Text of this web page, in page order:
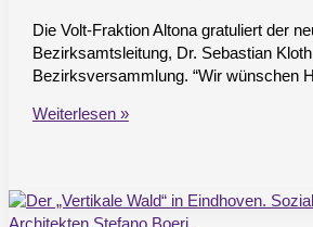
Die Volt-Fraktion Altona gratuliert der
Bezirksamtsleitung, Dr. Sebastian
Bezirksversammlung. “Wir wünschen
Wahl
Weiterlesen »